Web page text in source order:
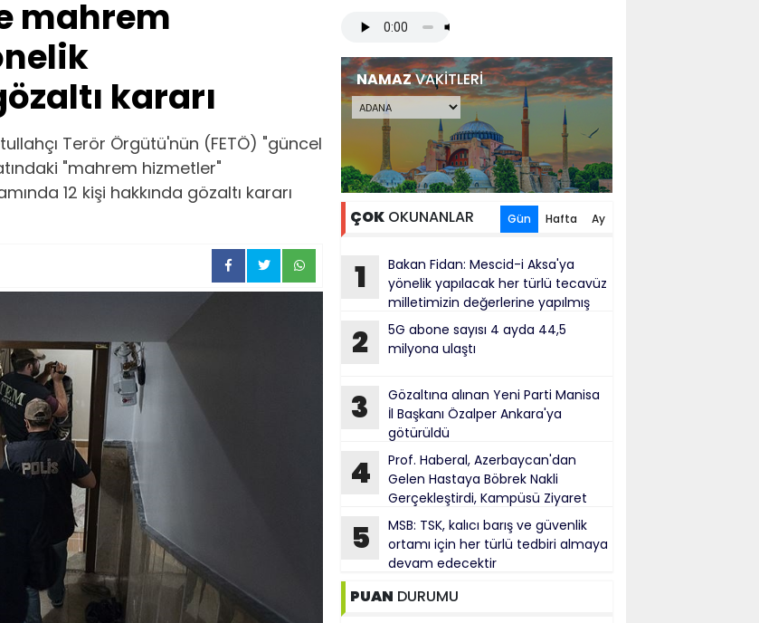
mahrem
kararı
Terör Örgütü'nün (FETÖ) "güncel
"mahrem hizmetler"
12 kişi hakkında gözaltı kararı
NAMAZVAKİTLERİ
ÇOK OKUNANLAR Gün Hafta Ay
1
Bakan Fidan: Mescid-i Aksa'ya
yönelik yapılacak her türlü tecavüz
milletimizin değerlerine yapılmış
kabul ediliyor
2
5G abone sayısı 4 ayda 44,5
milyona ulaştı
3
Gözaltına alınan Yeni Parti Manisa
İl Başkanı Özalper Ankara'ya
götürüldü
4
Prof. Haberal, Azerbaycan'dan
Gelen Hastaya Böbrek Nakli
Gerçekleştirdi, Kampüsü Ziyaret
5
MSB: TSK, kalıcı barış ve güvenlik
ortamı için her türlü tedbiri almaya
devam edecektir
PUAN DURUMU